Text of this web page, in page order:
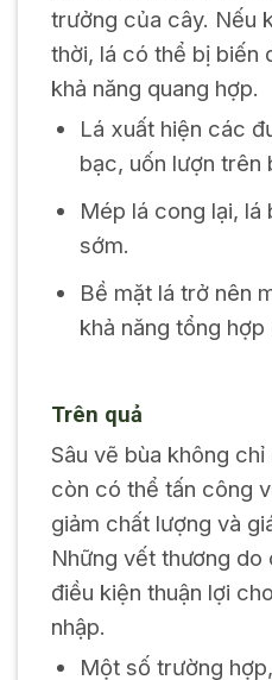
trưởng của cây. Nếu
thời, lá có thể bị biến
khả năng quang hợp.
Lá xuất hiện các
bạc, uốn lượn trên
Mép lá cong lại, lá
sớm.
Bề mặt lá trở nên
khả năng tổng
Trên quả
Sâu vẽ bùa không
còn có thể tấn công
giảm chất lượng và
Những vết thương
điều kiện thuận lợi
nhập.
Một số trường